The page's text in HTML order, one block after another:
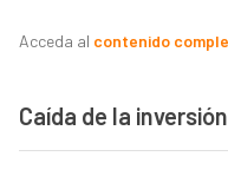
Acceda al contenido
Caída de la